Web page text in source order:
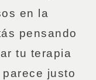
en la
pensando
tu terapia
justo